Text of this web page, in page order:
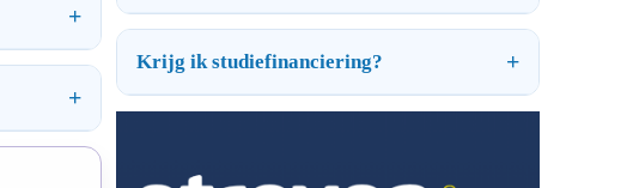
Krijg ik studiefinanciering?